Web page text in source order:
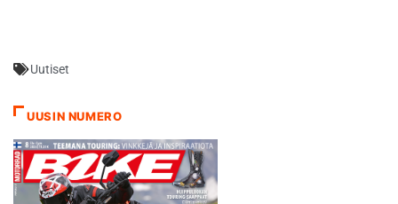
eli yksi kuljettaja MotoGP-
Redding MotoGP:ssä,
belgialainen Livio Loi
Moto3:ssa ja Kallio vahvana
vaihtoehtona Moto2:ssa.
Loi…
Uutiset
UUSIN NUMERO